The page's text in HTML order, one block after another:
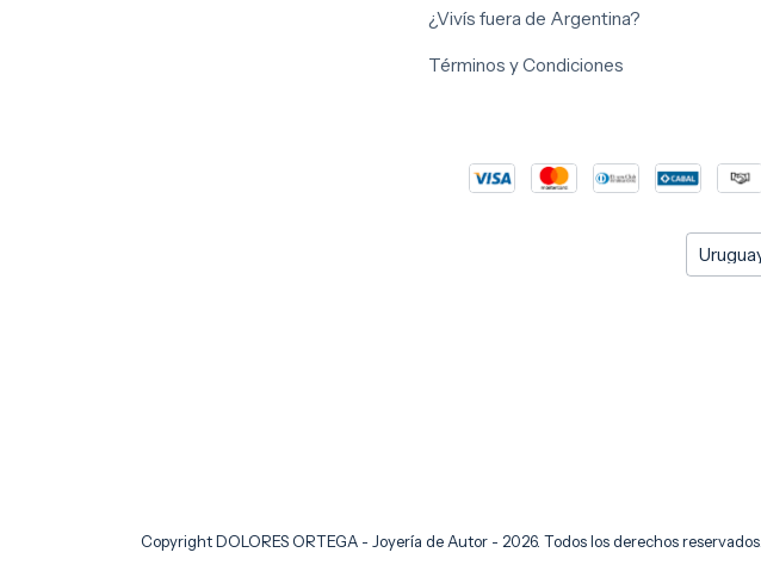
¿Vivís fuera de Argentina?
Términos y Condiciones
Copyright DOLORES ORTEGA - Joyería de Autor - 2026. Todos los derechos reservados.